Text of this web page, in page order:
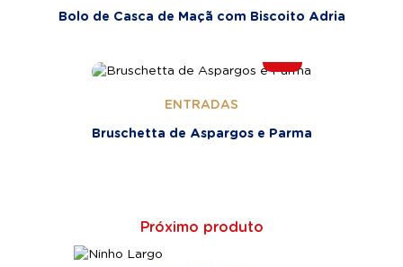
Bolo de Casca de Maçã com Biscoito Adria
ENTRADAS
Bruschetta de Aspargos e Parma
Próximo produto